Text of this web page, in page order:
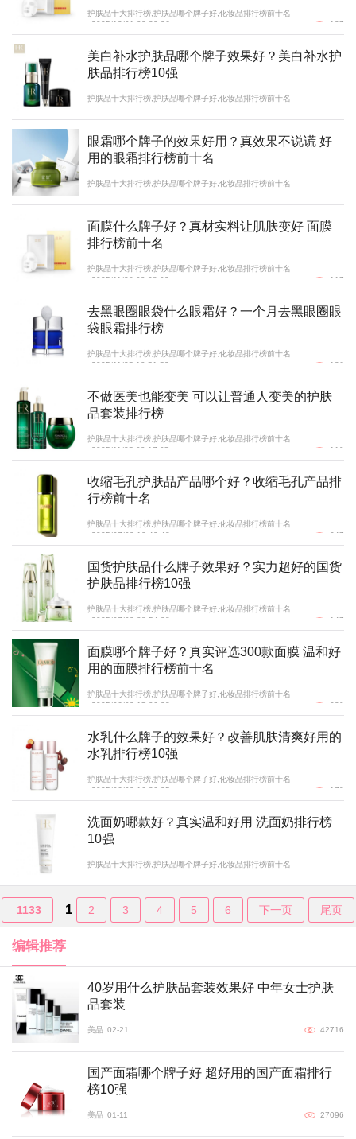
护肤品十大排行榜,护肤品哪个牌子好,化妆品排行榜前十名
2025/12/01 09:30:26
127
美白补水护肤品哪个牌子效果好？美白补水护
肤品排行榜10强
护肤品十大排行榜,护肤品哪个牌子好,化妆品排行榜前十名
2025/12/01 08:38:04
96
眼霜哪个牌子的效果好用？真效果不说谎 好
用的眼霜排行榜前十名
护肤品十大排行榜,护肤品哪个牌子好,化妆品排行榜前十名
2025/11/28 11:37:07
103
面膜什么牌子好？真材实料让肌肤变好 面膜
排行榜前十名
护肤品十大排行榜,护肤品哪个牌子好,化妆品排行榜前十名
2025/11/28 09:38:02
117
去黑眼圈眼袋什么眼霜好？一个月去黑眼圈眼
袋眼霜排行榜
护肤品十大排行榜,护肤品哪个牌子好,化妆品排行榜前十名
2025/11/25 10:51:53
136
不做医美也能变美 可以让普通人变美的护肤
品套装排行榜
护肤品十大排行榜,护肤品哪个牌子好,化妆品排行榜前十名
2025/11/25 09:17:07
119
收缩毛孔护肤品产品哪个好？收缩毛孔产品排
行榜前十名
护肤品十大排行榜,护肤品哪个牌子好,化妆品排行榜前十名
2025/07/09 10:42:43
247
国货护肤品什么牌子效果好？实力超好的国货
护肤品排行榜10强
护肤品十大排行榜,护肤品哪个牌子好,化妆品排行榜前十名
2025/07/09 08:54:38
147
面膜哪个牌子好？真实评选300款面膜 温和好
用的面膜排行榜前十名
护肤品十大排行榜,护肤品哪个牌子好,化妆品排行榜前十名
2025/06/09 17:06:23
220
水乳什么牌子的效果好？改善肌肤清爽好用的
水乳排行榜10强
护肤品十大排行榜,护肤品哪个牌子好,化妆品排行榜前十名
2025/06/09 16:36:25
173
洗面奶哪款好？真实温和好用 洗面奶排行榜
10强
护肤品十大排行榜,护肤品哪个牌子好,化妆品排行榜前十名
2025/06/09 15:56:57
151
1133 1 2 3 4 5 6 下一页 尾页
编辑推荐
40岁用什么护肤品套装效果好 中年女士护肤
品套装
美品 02-21 42716
国产面霜哪个牌子好 超好用的国产面霜排行
榜10强
美品 01-11 27096